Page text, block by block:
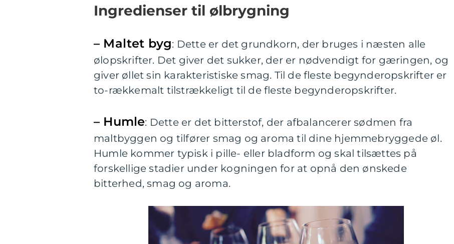
Ingredienser til ølbrygning
– Maltet byg: Dette er det grundkorn, der bruges i næsten alle
ølopskrifter. Det giver det sukker, der er nødvendigt for gæringen, og
giver øllet sin karakteristiske smag. Til de fleste begynderopskrifter er
to-rækkemalt tilstrækkeligt til de fleste begynderopskrifter.
– Humle: Dette er det bitterstof, der afbalancerer sødmen fra
maltbyggen og tilfører smag og aroma til dine hjemmebryggede øl.
Humle kommer typisk i pille- eller bladform og skal tilsættes på
forskellige stadier under kogningen for at opnå den ønskede
bitterhed, smag og aroma.